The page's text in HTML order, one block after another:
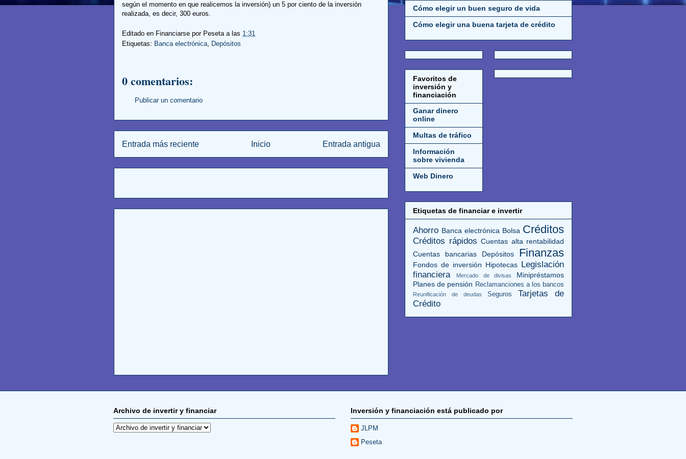
según el momento en que realicemos la inversión) un 5 por ciento de la inversión
realizada, es decir, 300 euros.
Editado en Financiarse por Peseta a las 1:31
Etiquetas: Banca electrónica Depósitos
0 comentarios:
Publicar un comentario
Entrada más reciente Entrada antigua
Inicio
Cómo elegir un buen seguro de vida
Cómo elegir una buena tarjeta de crédito
Favoritos de
inversión y
financiación
Ganar dinero
online
Multas de tráfico
Información
sobre vivienda
Web Dinero
Etiquetas de financiar e invertir
Ahorro Banca electrónica Bolsa Créditos
Créditos rápidos Cuentas alta rentabilidad
Cuentas bancarias
Depósitos Finanzas
Fondos de inversión Hipotecas Legislación
financiera
Mercado de divisas
Minipréstamos
Planes de pensión Reclamanciones a los bancos
Reunificación de deudas Seguros
Tarjetas de
Crédito
Archivo de invertir y financiar Inversión y financiación está publicado por
JLPM
Peseta